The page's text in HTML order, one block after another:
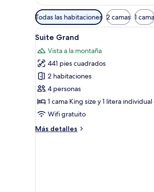
Filtros
disponibles
para
habitaciones
Todas las habitaciones 2 camas 1 cama
Abrir
todas
las
fotos
de
Suite
Grand
Un
2
Suite Grand
Vista a la montaña
441 pies cuadrados
2 habitaciones
4 personas
1 cama King size y 1 litera
Wifi gratuito
Más detalles
Más